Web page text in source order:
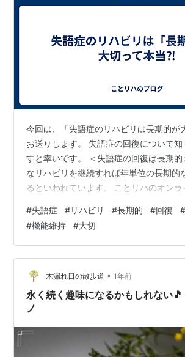
今回は、「失語症のリハビリは長期的が
お送りします。 失語症の回復について知
すと幸いです。 ＜失語症の回復は長期
なリハビリを継続すれば年単位の長期的
るといわれています。 ことリハのオンラ
年経っていても未だに回復がみられてい
症の回復はゆっくり＞ 失語症は、発症か
回復の変化が大きいことが多いのですが
が緩やかになってきます。 しかし、回
ても、リハビリを続ければ回復が長期的
んです！ また、リハビリで適応力、応…
#失語症 #リハビリ #長期的 #回復
#機能維持 #大切
木漏れ日の散歩道 • 1年前
永く続く趣味になるかもしれない
ノ